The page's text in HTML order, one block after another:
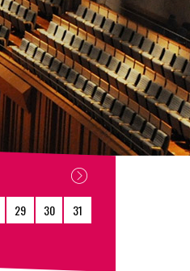
29 30 31